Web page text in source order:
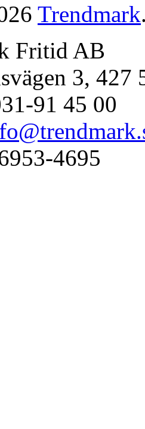
Trendmark
Fritid AB
3,
91 45 00
4695